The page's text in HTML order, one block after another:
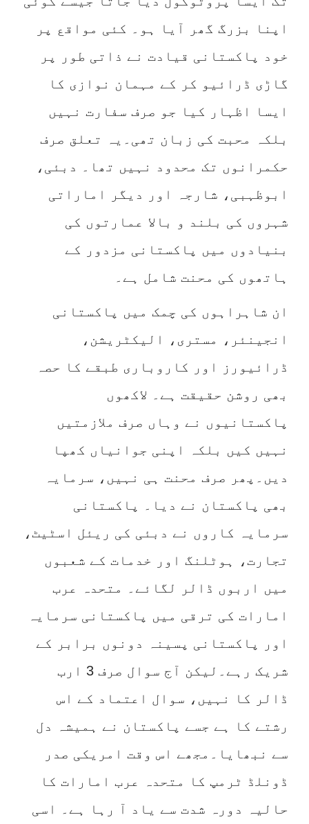
اپنا بزرگ گھر آیا ہو۔ کئی مواقع پر
خود پاکستانی قیادت نے ذاتی طور پر
گاڑی ڈرائیو کر کے مہمان نوازی کا
ایسا اظہار کیا جو صرف سفارت نہیں
بلکہ محبت کی زبان تھی۔یہ تعلق صرف
حکمرانوں تک محدود نہیں تھا۔ دبئی،
ابوظہبی، شارجہ اور دیگر اماراتی
شہروں کی بلند و بالا عمارتوں کی
بنیادوں میں پاکستانی مزدور کے
ہاتھوں کی محنت شامل ہے۔
ان شاہراہوں کی چمک میں پاکستانی
انجینئر، مستری، الیکٹریشن،
ڈرائیورز اور کاروباری طبقے کا حصہ
بھی روشن حقیقت ہے۔ لاکھوں
پاکستانیوں نے وہاں صرف ملازمتیں
نہیں کیں بلکہ اپنی جوانیاں کھپا
دیں۔پھر صرف محنت ہی نہیں، سرمایہ
بھی پاکستان نے دیا۔ پاکستانی
سرمایہ کاروں نے دبئی کی ریئل اسٹیٹ،
تجارت، ہوٹلنگ اور خدمات کے شعبوں
میں اربوں ڈالر لگائے۔ متحدہ عرب
امارات کی ترقی میں پاکستانی سرمایہ
اور پاکستانی پسینہ دونوں برابر کے
شریک رہے۔لیکن آج سوال صرف 3 ارب
ڈالر کا نہیں، سوال اعتماد کے اس
رشتے کا ہے جسے پاکستان نے ہمیشہ دل
سے نبھایا۔مجھے اس وقت امریکی صدر
ڈونلڈ ٹرمپ کا متحدہ عرب امارات کا
حالیہ دورہ شدت سے یاد آ رہا ہے۔ اسی